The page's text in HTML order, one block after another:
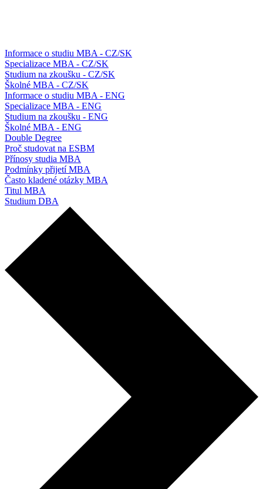
Informace o studiu MBA - CZ/SK
Specializace MBA - CZ/SK
Studium na zkoušku - CZ/SK
Školné MBA - CZ/SK
Informace o studiu MBA - ENG
Specializace MBA - ENG
Studium na zkoušku - ENG
Školné MBA - ENG
Double Degree
Proč studovat na ESBM
Přínosy studia MBA
Podmínky přijetí MBA
Často kladené otázky MBA
Titul MBA
Studium DBA